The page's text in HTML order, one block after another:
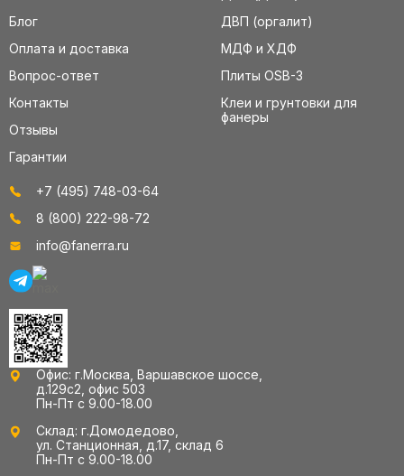
Блог
Оплата и доставка
Вопрос-ответ
Контакты
Отзывы
Гарантии
ДВП (оргалит)
МДФ и ХДФ
Плиты OSB-3
Клеи и грунтовки для
фанеры
+7 (495) 748-03-64
8 (800) 222-98-72
info@fanerra.ru
Офис: г.Москва, Варшавское шоссе,
д.129с2, офис 503
Пн-Пт с 9.00-18.00
Склад: г.Домодедово,
ул. Станционная, д.17, склад 6
Пн-Пт с 9.00-18.00